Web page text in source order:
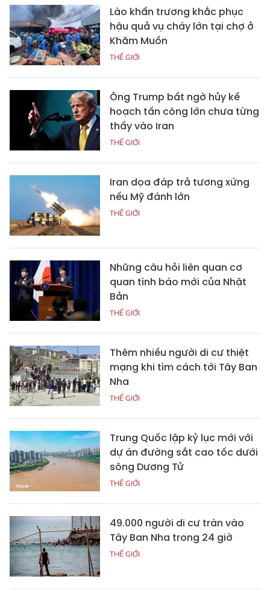
Lào khẩn trương khắc phục
hậu quả vụ cháy lớn tại chợ ở
Khăm Muồn
THẾ GIỚI
Ông Trump bất ngờ hủy kế
hoạch tấn công lớn chưa từng
thấy vào Iran
THẾ GIỚI
Iran dọa đáp trả tương xứng
nếu Mỹ đánh lớn
THẾ GIỚI
Những câu hỏi liên quan cơ
quan tình báo mới của Nhật
Bản
THẾ GIỚI
Thêm nhiều người di cư thiệt
mạng khi tìm cách tới Tây Ban
Nha
THẾ GIỚI
Trung Quốc lập kỷ lục mới với
dự án đường sắt cao tốc dưới
sông Dương Tử
THẾ GIỚI
49.000 người di cư tràn vào
Tây Ban Nha trong 24 giờ
THẾ GIỚI